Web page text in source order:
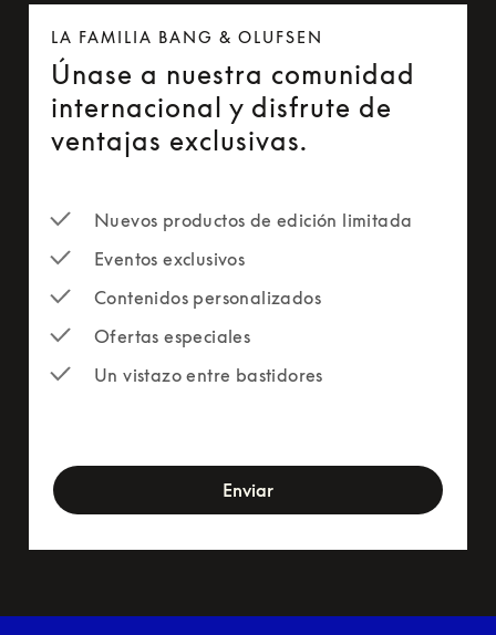
LA FAMILIA BANG & OLUFSEN
Únase a nuestra comunidad
internacional y disfrute de
ventajas exclusivas.
Nuevos productos de edición limitada
Eventos exclusivos
Contenidos personalizados
Ofertas especiales
Un vistazo entre bastidores
Enviar